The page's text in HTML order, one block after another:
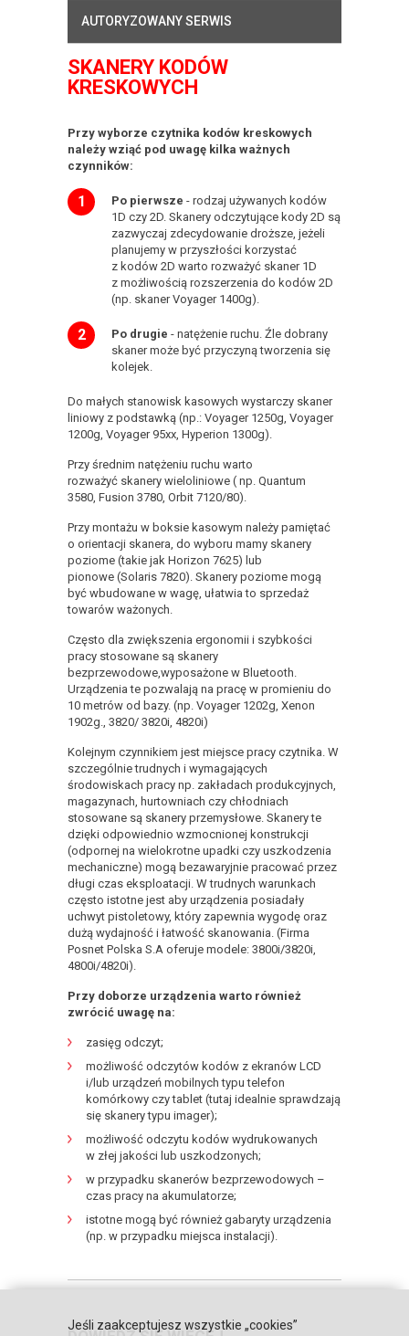
AUTORYZOWANY SERWIS
SKANERY KODÓW
KRESKOWYCH
Przy wyborze czytnika kodów kreskowych
należy wziąć pod uwagę kilka ważnych
czynników:
Po pierwsze - rodzaj używanych kodów
1D czy 2D. Skanery odczytujące kody 2D są
zazwyczaj zdecydowanie droższe, jeżeli
planujemy w przyszłości korzystać
z kodów 2D warto rozważyć skaner 1D
z możliwością rozszerzenia do kodów 2D
(np. skaner Voyager 1400g).
Po drugie - natężenie ruchu. Źle dobrany
skaner może być przyczyną tworzenia się
kolejek.
Do małych stanowisk kasowych wystarczy skaner
liniowy z podstawką (np.: Voyager 1250g, Voyager
1200g, Voyager 95xx, Hyperion 1300g).
Przy średnim natężeniu ruchu warto
rozważyć skanery wieloliniowe ( np. Quantum
3580, Fusion 3780, Orbit 7120/80).
Przy montażu w boksie kasowym należy pamiętać
o orientacji skanera, do wyboru mamy skanery
poziome (takie jak Horizon 7625) lub
pionowe (Solaris 7820). Skanery poziome mogą
być wbudowane w wagę, ułatwia to sprzedaż
towarów ważonych.
Często dla zwiększenia ergonomii i szybkości
pracy stosowane są skanery
bezprzewodowe,wyposażone w Bluetooth.
Urządzenia te pozwalają na pracę w promieniu do
10 metrów od bazy. (np. Voyager 1202g, Xenon
1902g., 3820/ 3820i, 4820i)
Kolejnym czynnikiem jest miejsce pracy czytnika. W
szczególnie trudnych i wymagających
środowiskach pracy np. zakładach produkcyjnych,
magazynach, hurtowniach czy chłodniach
stosowane są skanery przemysłowe. Skanery te
dzięki odpowiednio wzmocnionej konstrukcji
(odpornej na wielokrotne upadki czy uszkodzenia
mechaniczne) mogą bezawaryjnie pracować przez
długi czas eksploatacji. W trudnych warunkach
często istotne jest aby urządzenia posiadały
uchwyt pistoletowy, który zapewnia wygodę oraz
dużą wydajność i łatwość skanowania. (Firma
Posnet Polska S.A oferuje modele: 3800i/3820i,
4800i/4820i).
Przy doborze urządzenia warto również
zwrócić uwagę na:
zasięg odczyt;
możliwość odczytów kodów z ekranów LCD
i/lub urządzeń mobilnych typu telefon
komórkowy czy tablet (tutaj idealnie sprawdzają
się skanery typu imager);
możliwość odczytu kodów wydrukowanych
w złej jakości lub uszkodzonych;
w przypadku skanerów bezprzewodowych –
czas pracy na akumulatorze;
istotne mogą być również gabaryty urządzenia
(np. w przypadku miejsca instalacji).
Jeśli zaakceptujesz wszystkie „cookies”